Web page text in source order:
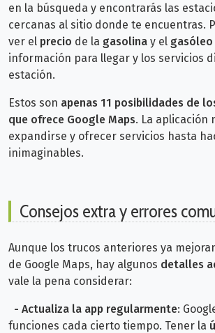
en la búsqueda y encontrarás las
cercanas al sitio donde te encuentras.
ver el precio de la gasolina y el gasóleo
información para llegar y los servicios
estación.
Estos son apenas 11 posibilidades de
que ofrece Google Maps. La aplicación
expandirse y ofrecer servicios hasta
inimaginables.
Consejos extra y errores
Aunque los trucos anteriores ya
de Google Maps, hay algunos detalles
vale la pena considerar:
- Actualiza la app regularmente:
funciones cada cierto tiempo. Tener la